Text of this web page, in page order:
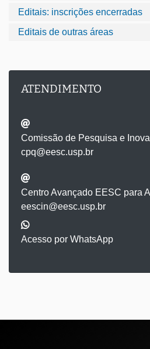
Editais: inscrições encerradas
Editais de outras áreas
ATENDIMENTO
Comissão de Pesquisa e
cpq@eesc.usp.br
Centro Avançado EESC para
eescin@eesc.usp.br
Acesso por WhatsApp